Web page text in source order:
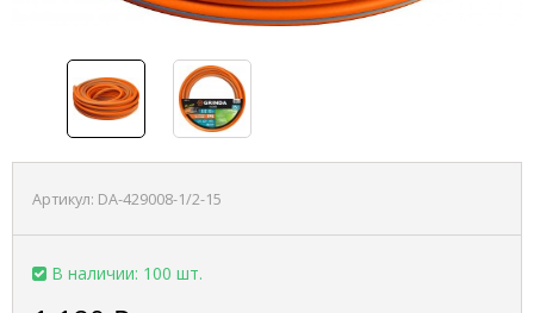
Артикул: DA-429008-1/2-15
В наличии: 100 шт.